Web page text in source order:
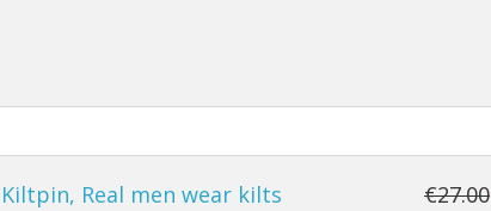
Kiltpin, Real men wear kilts €27.00